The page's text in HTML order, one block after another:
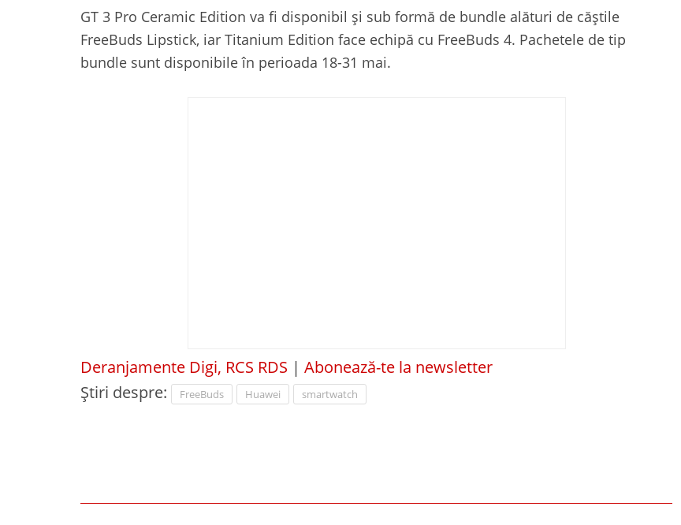
GT 3 Pro Ceramic Edition va fi disponibil și sub formă de bundle alături de căștile
FreeBuds Lipstick, iar Titanium Edition face echipă cu FreeBuds 4. Pachetele de tip
bundle sunt disponibile în perioada 18-31 mai.
Deranjamente Digi, RCS RDS | Abonează-te la newsletter
Știri despre:
FreeBuds Huawei smartwatch